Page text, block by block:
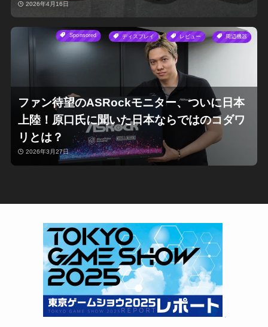
2026年4月16日
Sponsored ディスプレイ レビュー 周辺機器
ファン待望のASRockモニター、ついに日本
上陸！原口氏に聞いた日本ならではのコダワ
リとは？
2026年3月27日